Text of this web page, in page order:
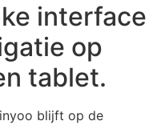
interface
op
tablet.
blijft op de